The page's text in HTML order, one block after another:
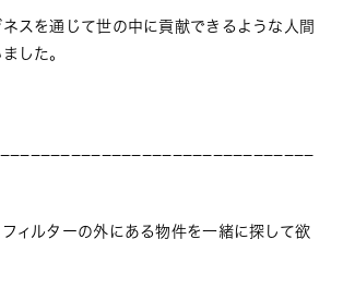
スを通じて世の中に貢献できるような人間
した。
フィルターの外にある物件を一緒に探して欲